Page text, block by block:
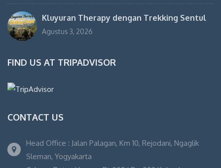
Kluyuran Therapy dengan Trekking Sentul
Agustus 3, 2026
FIND US AT TRIPADVISOR
CONTACT US
Head Office : Jalan Palagan, Km 10, Rejodani, Ngaglik
Sleman, Yogyakarta